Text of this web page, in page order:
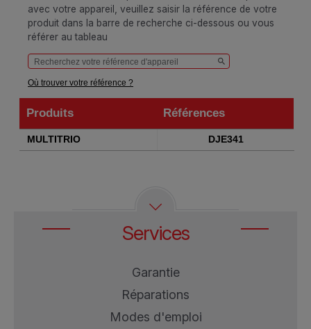
avec votre appareil, veuillez saisir la référence de votre
produit dans la barre de recherche ci-dessous ou vous
référer au tableau
Où trouver votre référence ?
Produits
Références
Produits
Références
MULTITRIO DJE341
Services
Garantie
Réparations
Modes d'emploi